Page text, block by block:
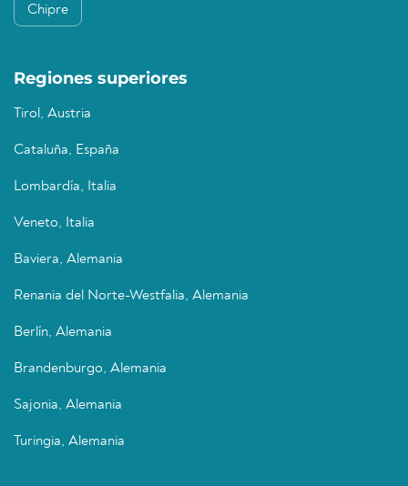
Chipre
Regiones superiores
Tirol, Austria
Cataluña, España
Lombardía, Italia
Veneto, Italia
Baviera, Alemania
Renania del Norte-Westfalia, Alemania
Berlín, Alemania
Brandenburgo, Alemania
Sajonia, Alemania
Turingia, Alemania